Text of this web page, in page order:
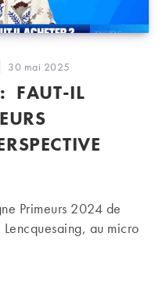
Publication
publiée :
30 mai 2025
FAUT-IL
Primeurs 2024 de
au micro
: faut-il acheter les Primeurs